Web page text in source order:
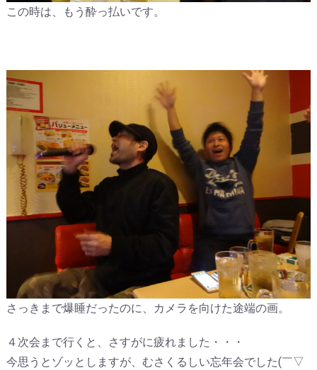
この時は、もう酔っ払いです。
さっきまで爆睡だったのに、カメラを向けた途端の画。
４次会まで行くと、さすがに疲れました・・・
今思うとゾッとしますが、むさくるしい忘年会でした(￣▽